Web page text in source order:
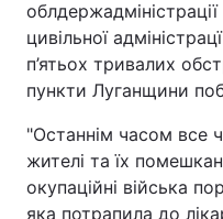
цивільної
п’ятьох тривалих
пункти Луганщини
"Останнім часом все
жителі та їх
окупаційні війська
яка потрапила до